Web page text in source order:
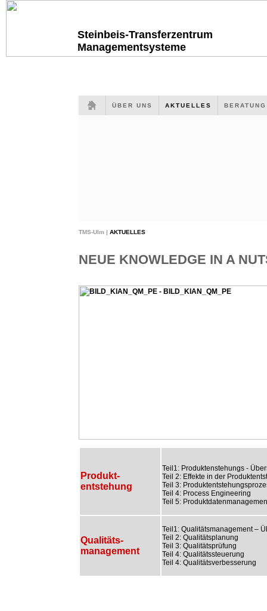
Steinbeis-Transferzentrum
Managementsysteme
ÜBER UNS AKTUELLES
TMS-Ulm | AKTUELLES
NEUE KNOWLEDGE IN A
Produkt-
entstehung
Teil1: Produktenstehungs -
Teil 2: Effekte in der
Teil 3:
Teil 4: Process Engineering
Teil 5:
Qualitäts-
management
Teil1: Qualitätsmanagement –
Teil 2: Qualitätsplanung
Teil 3: Qualitätsprüfung
Teil 4: Qualitätssteuerung
Teil 4: Qualitätsverbesserung